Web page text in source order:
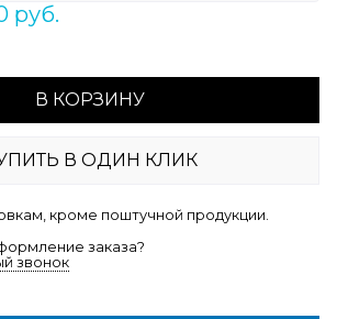
руб.
В КОРЗИНУ
В ОДИН КЛИК
кроме поштучной продукции.
заказа?
звонок